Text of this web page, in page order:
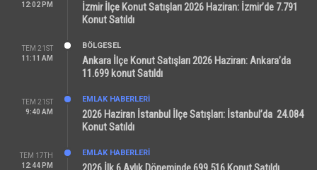
12:02 PM
İzmir İlçe Konut Satışları 2026 Haziran: İzmir’de 7.791
Konut Satıldı
TEM 21ST
11:11 AM
BÖLGESEL
Ankara İlçe Konut Satışları 2026 Haziran: Ankara’da
11.699 konut Satıldı
TEM 21ST
9:40 AM
EMLAK HABERLERI
2026 Haziran İstanbul İlçe Satışları: İstanbul’da 24.084
Konut Satıldı
TEM 17TH
12:44 PM
EMLAK HABERLERI